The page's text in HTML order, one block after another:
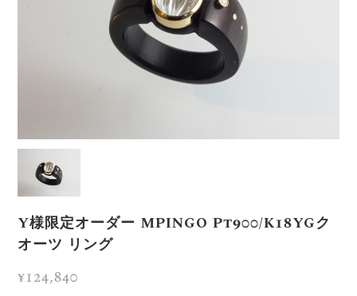
Y様限定オーダー MPINGO Pt900/K18YGク
オーツ リング
¥124,840